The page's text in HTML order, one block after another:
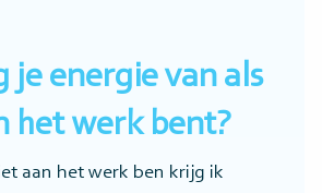
je energie van als
het werk bent?
aan het werk ben krijg ik